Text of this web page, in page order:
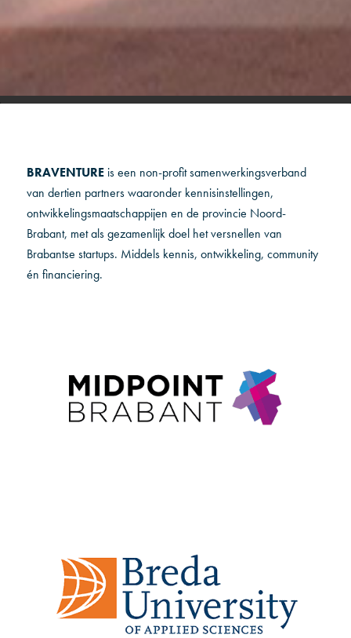
BRAVENTURE is een non-profit samenwerkingsverband
van dertien partners waaronder kennisinstellingen,
ontwikkelingsmaatschappijen en de provincie Noord-
Brabant, met als gezamenlijk doel het versnellen van
Brabantse startups. Middels kennis, ontwikkeling, community
én financiering.